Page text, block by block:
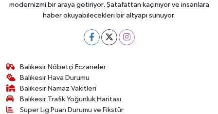
modernizmi bir araya getiriyor. Şatafattan kaçınıyor ve insanlara
haber okuyabilecekleri bir altyapı sunuyor.
Balıkesir Nöbetçi Eczaneler
Balıkesir Hava Durumu
Balıkesir Namaz Vakitleri
Balıkesir Trafik Yoğunluk Haritası
Süper Lig Puan Durumu ve Fikstür